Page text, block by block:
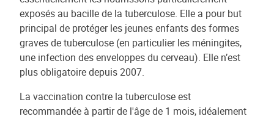
exposés au bacille de la tuberculose. Elle a pour but
principal de protéger les jeunes enfants des formes
graves de tuberculose (en particulier les méningites,
une infection des enveloppes du cerveau). Elle n’est
plus obligatoire depuis 2007.
La vaccination contre la tuberculose est
recommandée à partir de l'âge de 1 mois, idéalement